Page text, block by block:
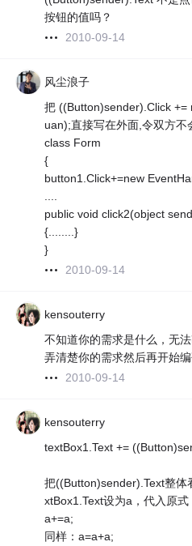
按钮的值吗？
2010-09-14
风尘浪子
把 ((Button)sender).Click +=
uan);直接写在外面,令双方不
class Form
{
button1.Click+=new
....
public void click2(object
{........}
}
2010-09-14
kensouterry
不知道你的需求是什么，无法
弄清楚你的需求然后再开始编
2010-09-14
kensouterry
textBox1.Text +=
把((Button)sender).Text整体
xtBox1.Text设为a，代入原式
a+=a;
同样：a=a+a;